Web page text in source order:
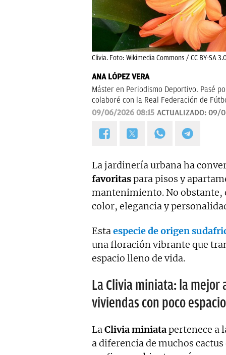
Clivia. Foto: Wikimedia Commons / CC BY-SA
ANA LÓPEZ VERA
Máster en Periodismo Deportivo. Pasé
colaboré con la Real Federación de
09/06/2026 08:15 ACTUALIZADO: 09/
La jardinería urbana ha
favoritaspara pisos y
mantenimiento. No obstante,
color, elegancia y
Estaespecie de origen
una floración vibrante que
espacio lleno de vida.
La Clivia miniata: la
viviendas con poco espacio
LaClivia miniatapertenece a
a diferencia de muchos